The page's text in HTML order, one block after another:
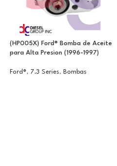
(HP005X) Ford® Bomba de Aceite
para Alta Presion (1996-1997)
Ford®, 7.3 Series, Bombas